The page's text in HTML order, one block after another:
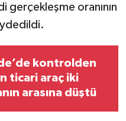
gerçekleşme oranının
kontrolden
ticari araç iki
arasına düştü